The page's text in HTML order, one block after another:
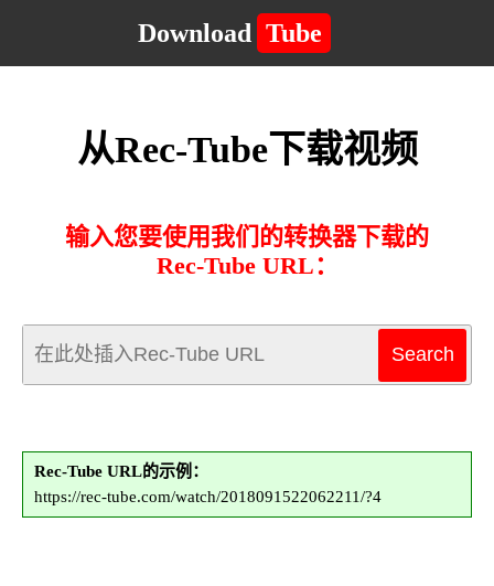
Download Tube
从Rec-Tube下载视频
输入您要使用我们的转换器下载的
Rec-Tube URL：
Rec-Tube URL的示例：
https://rec-tube.com/watch/2018091522062211/?4